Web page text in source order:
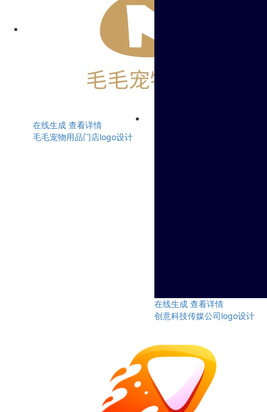
在线生成 查看详情
毛毛宠物用品门店logo设计
在线生成 查看详情
创意科技传媒公司logo设计